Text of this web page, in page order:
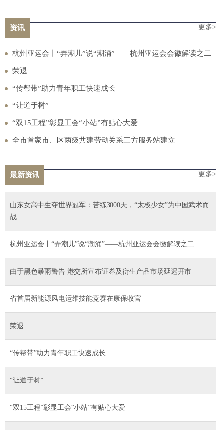
资讯 更多>
杭州亚运会丨“弄潮儿”说“潮涌”——杭州亚运会会徽解读之二
荣退
“传帮带”助力青年职工快速成长
“让道于树”
“双15工程”彰显工会“小站”有贴心大爱
全市首家市、区两级共建劳动关系三方服务站建立
最新资讯 更多>
山东女高中生夺世界冠军：苦练3000天，“太极少女”为中国武术而
战
杭州亚运会丨“弄潮儿”说“潮涌”——杭州亚运会会徽解读之二
由于黑色暴雨警告 港交所宣布证券及衍生产品市场延迟开市
省首届新能源风电运维技能竞赛在康保收官
荣退
“传帮带”助力青年职工快速成长
“让道于树”
“双15工程”彰显工会“小站”有贴心大爱